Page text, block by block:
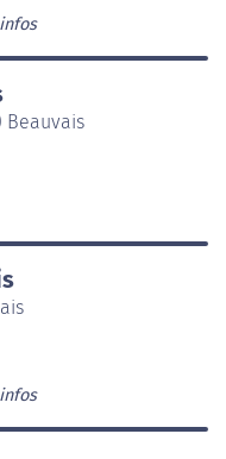
Beauvais